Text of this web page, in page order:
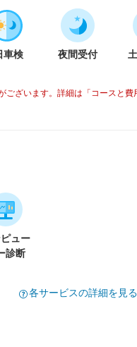
車検 夜間受付
ざいます。詳細は「コースと費
ュー
診断
各サービスの詳細を見る